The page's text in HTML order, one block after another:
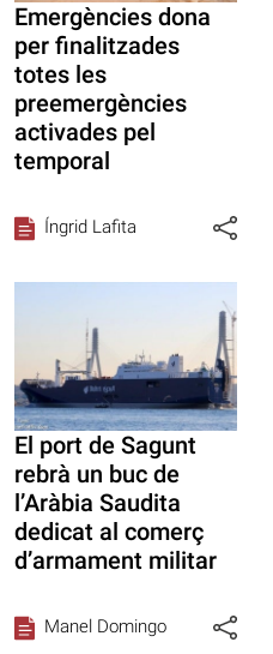
Emergències dona
per finalitzades
totes les
preemergències
activades pel
temporal
Íngrid Lafita
El port de Sagunt
rebrà un buc de
l’Aràbia Saudita
dedicat al comerç
d’armament militar
Manel Domingo